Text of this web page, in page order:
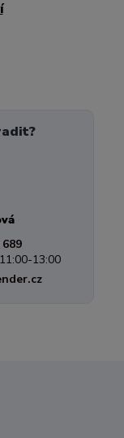
13:00